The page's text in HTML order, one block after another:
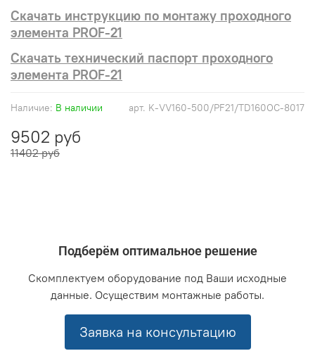
арт. K-VV160-500/PF21/TD160OC-8017
Наличие: В наличии
9502 руб
11402 руб
Скачать инструкцию по монтажу проходного
элемента PROF-21
Скачать технический паспорт проходного
элемента PROF-21
Подберём оптимальное решение
Скомплектуем оборудование под Ваши исходные
данные. Осуществим монтажные работы.
Заявка на консультацию